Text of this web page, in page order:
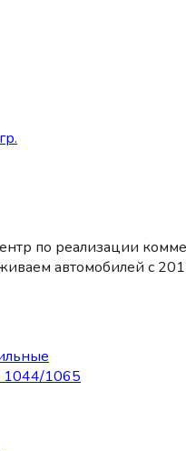
по реализации
автомобилей c
1044/1065